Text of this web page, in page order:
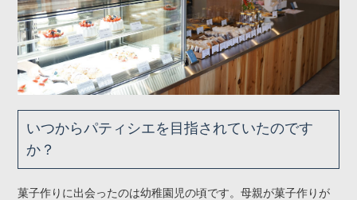
いつからパティシエを目指されていたのです
か？
菓子作りに出会ったのは幼稚園児の頃です。母親が菓子作りが